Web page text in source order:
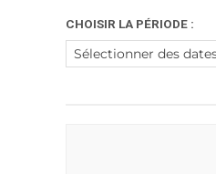
CHOISIR LA PÉRIODE :